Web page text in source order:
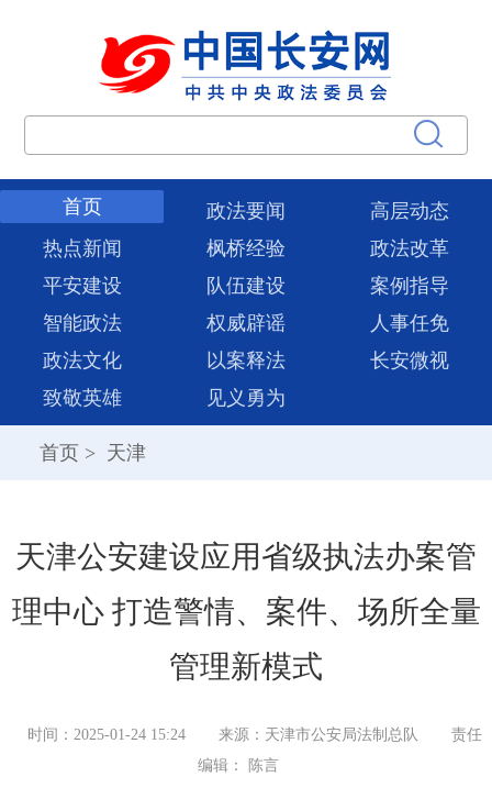
首页 政法要闻
高层动态
热点新闻
枫桥经验
政法改革
平安建设
队伍建设
案例指导
智能政法
权威辟谣
人事任免
政法文化
以案释法
长安微视
致敬英雄
见义勇为
首页 > 天津
天津公安建设应用省级执法办案管
理中心 打造警情、案件、场所全量
管理新模式
时间：2025-01-24 15:24 来源：天津市公安局法制总队
责任
编辑： 陈言